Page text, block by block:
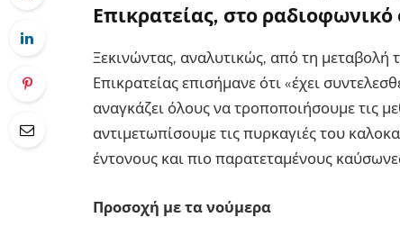
Επικρατείας, στο ραδιοφωνικό
Ξεκινώντας, αναλυτικώς, από τη
Επικρατείας επισήμανε ότι «έχει
αναγκάζει όλους να τροποποιήσουμε τις
αντιμετωπίσουμε τις πυρκαγιές του
έντονους και πιο παρατεταμένους
Προσοχή με τα νούμερα